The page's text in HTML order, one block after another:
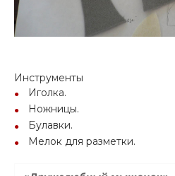
Инструменты
Иголка.
Ножницы.
Булавки.
Мелок для разметки.